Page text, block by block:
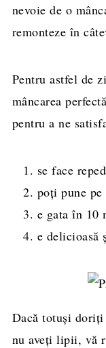
nevoie de o
remonteze în
Pentru astfel de
mâncarea
pentru a ne
se face
poți pune
e gata în 10
e delicioasă
Dacă totuși doriți
nu aveți lipii, vă